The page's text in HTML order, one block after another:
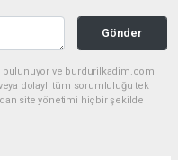
Gönder
bulunuyor ve burdurilkadim.com
dolaylı tüm sorumluluğu tek
site yönetimi hiçbir şekilde